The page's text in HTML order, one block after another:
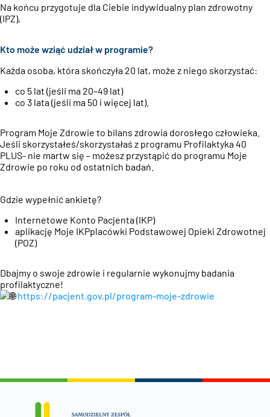
Na końcu przygotuje dla Ciebie indywidualny plan zdrowotny
(IPZ),
Kto może wziąć udział w programie?
Każda osoba, która skończyła 20 lat, może z niego skorzystać:
co 5 lat (jeśli ma 20–49 lat)
co 3 lata (jeśli ma 50 i więcej lat).
Program Moje Zdrowie to bilans zdrowia dorosłego człowieka
Jeśli skorzystałeś/skorzystałaś z programu Profilaktyka 40
PLUS- nie martw się – możesz przystąpić do programu Moje
Zdrowie po roku od ostatnich badań.
Gdzie wypełnić ankietę?
Internetowe Konto Pacjenta (IKP)
aplikację Moje IKPplacówki Podstawowej Opieki Zdrowotnej
(POZ)
Dbajmy o swoje zdrowie i regularnie wykonujmy badania
profilaktyczne!
https://pacjent.gov.pl/program-moje-zdrowie